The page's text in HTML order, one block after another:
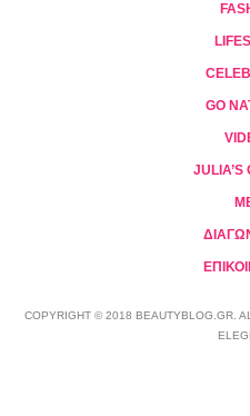
GO
JULIA’S
COPYRIGHT © 2018 BEAUTYBLOG.GR.